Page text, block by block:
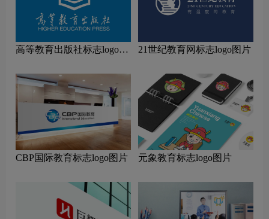
高等教育出版社标志logo图
21世纪教育网标志logo图片
CBP国际教育标志logo图片 元象教育标志logo图片